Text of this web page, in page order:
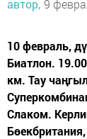
автор, 9
10 февраль,
Биатлон.
км. Тау
Слаком.